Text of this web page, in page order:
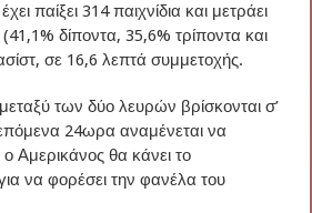
παίξει 314 παιχνίδια και μετράει
δίποντα, 35,6% τρίποντα και
σε 16,6 λεπτά συμμετοχής.
των δύο λευρών βρίσκονται σ’
24ωρα αναμένεται να
ο Αμερικάνος θα κάνει το
να φορέσει την φανέλα του